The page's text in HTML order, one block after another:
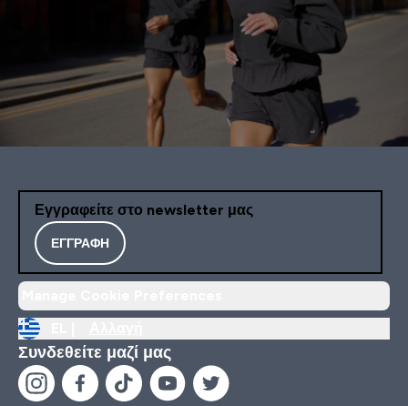
Εγγραφείτε στο newsletter μας
ΕΓΓΡΑΦΉ
Συνδεθείτε μαζί μας